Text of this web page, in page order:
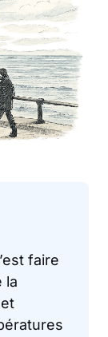
faire
la